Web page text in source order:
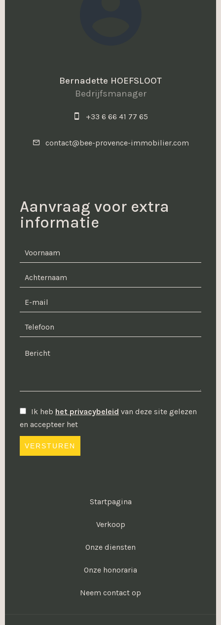
Bernadette HOEFSLOOT
Bedrijfsmanager
+33 6 66 41 77 65
contact@bee-provence-immobilier.com
Aanvraag voor extra
informatie
Ik heb het privacybeleid van deze site gelezen
en accepteer het
VERSTUREN
Startpagina
Verkoop
Onze diensten
Onze honoraria
Neem contact op